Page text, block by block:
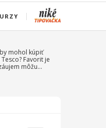
mohol kúpiť
Favorit je
môžu